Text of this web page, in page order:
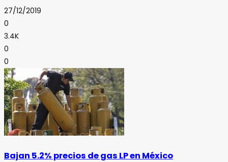
27/12/2019
0
3.4K
0
0
Bajan 5.2% precios de gas LP en México